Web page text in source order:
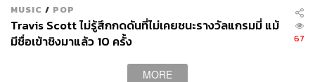
MUSIC / POP
Travis Scott ไม่รู้สึกกดดันที่ไม่เคยชนะรางวัลแกรมมี่ แม้
มีชื่อเข้าชิงมาแล้ว 10 ครั้ง
67
MORE